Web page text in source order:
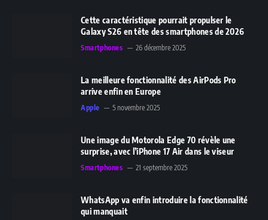
Cette caractéristique pourrait propulser le
Galaxy S26 en tête des smartphones de 2026
Smartphones 26 décembre 2025
La meilleure fonctionnalité des AirPods Pro
arrive enfin en Europe
Apple 5 novembre 2025
Une image du Motorola Edge 70 révèle une
surprise, avec l’iPhone 17 Air dans le viseur
Smartphones 21 septembre 2025
WhatsApp va enfin introduire la fonctionnalité
qui manquait